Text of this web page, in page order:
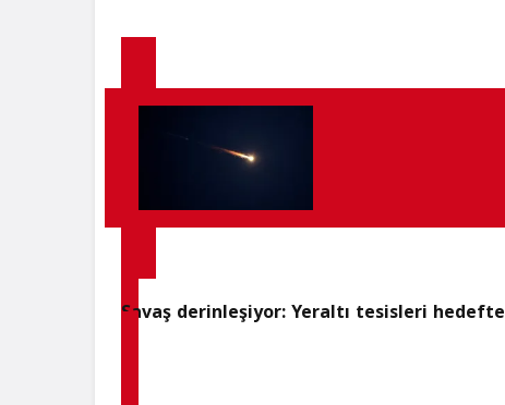
Savaş derinleşiyor: Yeraltı tesisleri hedefte